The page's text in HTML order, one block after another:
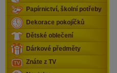
Papírnictví, školní potřeby
Dekorace pokojíčků
Dětské oblečení
Dárkové předměty
Znáte z TV